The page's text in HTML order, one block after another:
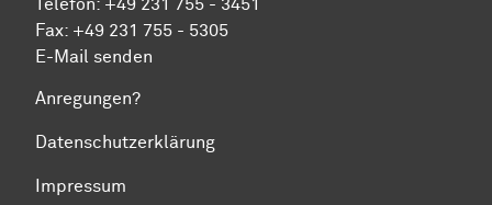
Telefon: +49 231 755 - 3451
Fax: +49 231 755 - 5305
E-Mail senden
Anregungen?
Datenschutzerklärung
Impressum